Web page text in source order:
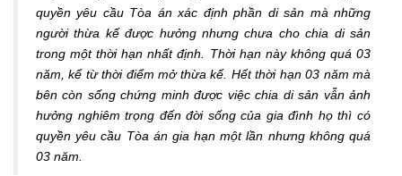
quyền yêu cầu Tòa án xác định phần di sản mà những
người thừa kế được hưởng nhưng chưa cho chia di sản
trong một thời hạn nhất định. Thời hạn này không quá 03
năm, kể từ thời điểm mở thừa kế. Hết thời hạn 03 năm mà
bên còn sống chứng minh được việc chia di sản vẫn ảnh
hưởng nghiêm trọng đến đời sống của gia đình họ thì có
quyền yêu cầu Tòa án gia hạn một lần nhưng không quá
03 năm.